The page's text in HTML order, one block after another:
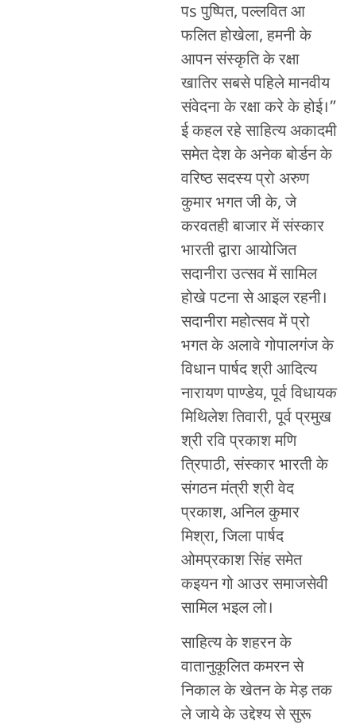
पs पुष्पित, पल्लवित आ
फलित होखेला, हमनी के
आपन संस्कृति के रक्षा
खातिर सबसे पहिले मानवीय
संवेदना के रक्षा करे के होई।”
ई कहल रहे साहित्य अकादमी
समेत देश के अनेक बोर्डन के
वरिष्ठ सदस्य प्रो अरुण
कुमार भगत जी के, जे
करवतही बाजार में संस्कार
भारती द्वारा आयोजित
सदानीरा उत्सव में सामिल
होखे पटना से आइल रहनी।
सदानीरा महोत्सव में प्रो
भगत के अलावे गोपालगंज के
विधान पार्षद श्री आदित्य
नारायण पाण्डेय, पूर्व विधायक
मिथिलेश तिवारी, पूर्व प्रमुख
श्री रवि प्रकाश मणि
त्रिपाठी, संस्कार भारती के
संगठन मंत्री श्री वेद
प्रकाश, अनिल कुमार
मिश्रा, जिला पार्षद
ओमप्रकाश सिंह समेत
कइयन गो आउर समाजसेवी
सामिल भइल लो।
साहित्य के शहरन के
वातानुकूलित कमरन से
निकाल के खेतन के मेड़ तक
ले जाये के उद्देश्य से सुरू